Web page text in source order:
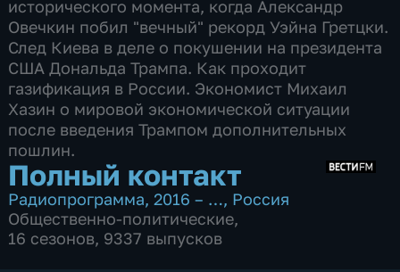
исторического момента, когда Александр
Овечкин побил "вечный" рекорд Уэйна Гретцки.
След Киева в деле о покушении на президента
США Дональда Трампа. Как проходит
газификация в России. Экономист Михаил
Хазин о мировой экономической ситуации
после введения Трампом дополнительных
пошлин.
Полный контакт
Радиопрограмма,2016 – …, Россия
Общественно-политические,
16 сезонов, 9337 выпусков